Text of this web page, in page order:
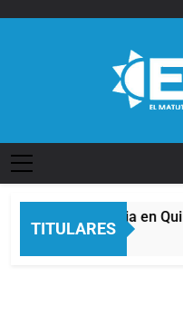
TITULARES
Alerta naranja en
8 Horas Atrás